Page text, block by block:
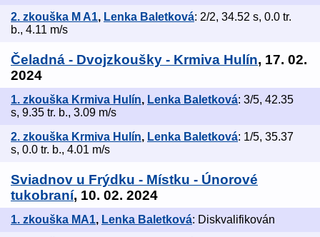
2. zkouška M A1, Lenka Baletková: 2/2, 34.52 s, 0.0 tr.
b., 4.11 m/s
Čeladná - Dvojzkoušky - Krmiva Hulín, 17. 02.
2024
1. zkouška Krmiva Hulín, Lenka Baletková: 3/5, 42.35
s, 9.35 tr. b., 3.09 m/s
2. zkouška Krmiva Hulín, Lenka Baletková: 1/5, 35.37
s, 0.0 tr. b., 4.01 m/s
Sviadnov u Frýdku - Místku - Únorové
tukobraní, 10. 02. 2024
1. zkouška MA1, Lenka Baletková: Diskvalifikován